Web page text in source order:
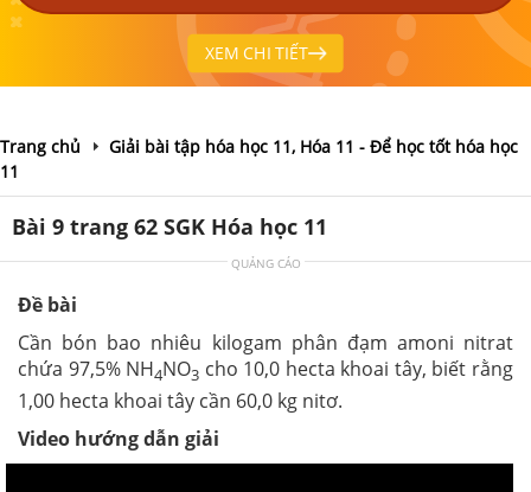
XEM CHI TIẾT
Trang chủ
Giải bài tập hóa học 11, Hóa 11 - Để học tốt hóa học
11
Bài 9 trang 62 SGK Hóa học 11
QUẢNG CÁO
Đề bài
Cần bón bao nhiêu kilogam phân đạm amoni nitrat
chứa 97,5% NH4NO3 cho 10,0 hecta khoai tây, biết rằng
1,00 hecta khoai tây cần 60,0 kg nitơ.
Video hướng dẫn giải